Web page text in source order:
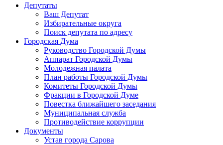
Депутаты
Ваш Депутат
Избирательные округа
Поиск депутата по адресу
Городская Дума
Руководство Городской Думы
Аппарат Городской Думы
Молодежная палата
План работы Городской Думы
Комитеты Городской Думы
Фракции в Городской Думе
Повестка ближайшего заседания
Муниципальная служба
Противодействие коррупции
Документы
Устав города Сарова